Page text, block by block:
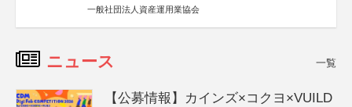
一般社団法人資産運用業協会
ニュース 一覧
【公募情報】カインズ×コクヨ×VUILD